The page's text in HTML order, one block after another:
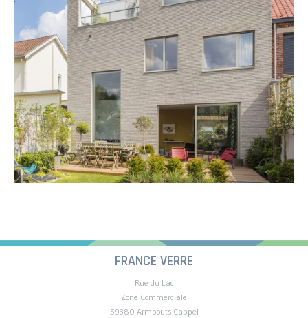
FRANCE VERRE
Rue du Lac
Zone Commerciale
59380 Armbouts-Cappel